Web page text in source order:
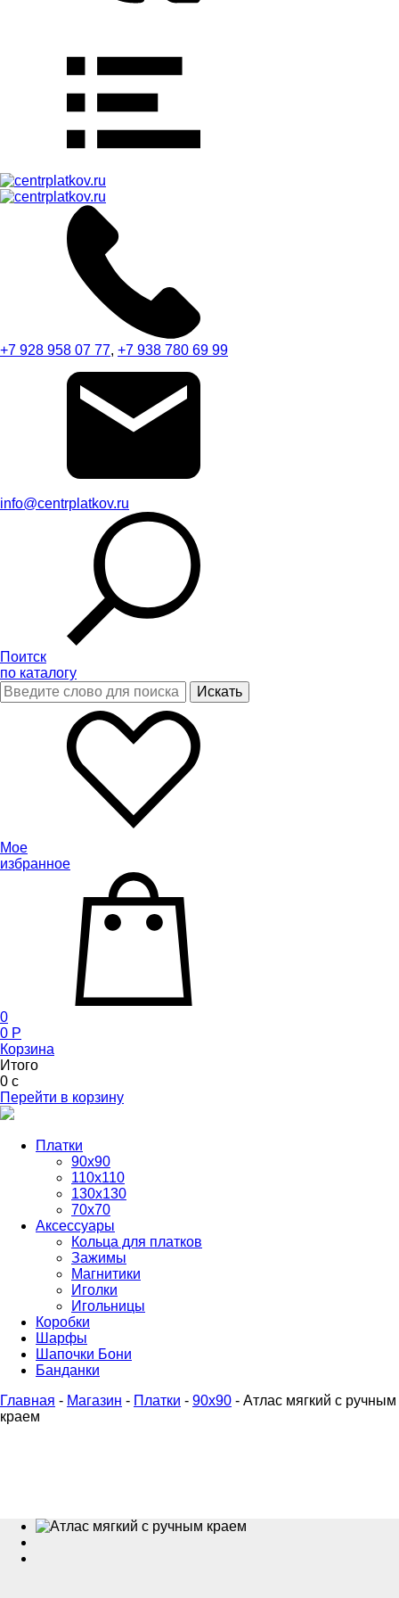
+7 928 958 07 77, +7 938 780 69 99
info@centrplatkov.ru
Поитск
по каталогу
Мое
избранное
0
0 P
Корзина
Итого
0 c
Перейти в корзину
Платки
90x90
110x110
130x130
70х70
Аксессуары
Кольца для платков
Зажимы
Магнитики
Иголки
Игольницы
Коробки
Шарфы
Шапочки Бони
Банданки
Главная - Магазин - Платки - 90x90 - Атлас мягкий с ручным
краем